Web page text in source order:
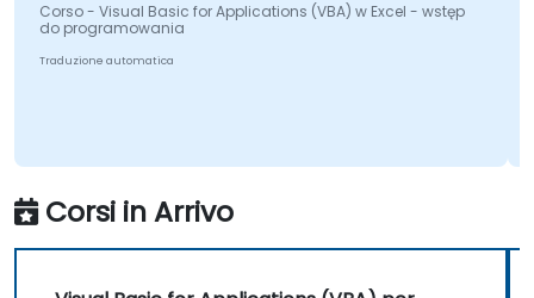
Corso - Visual Basic for Applications (VBA) w Excel - wstęp
do programowania
Traduzione automatica
Corsi in Arrivo